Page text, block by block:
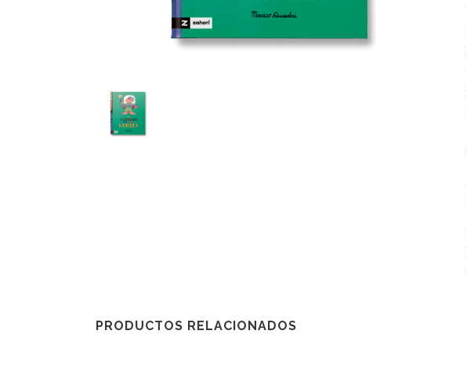
PRODUCTOS RELACIONADOS